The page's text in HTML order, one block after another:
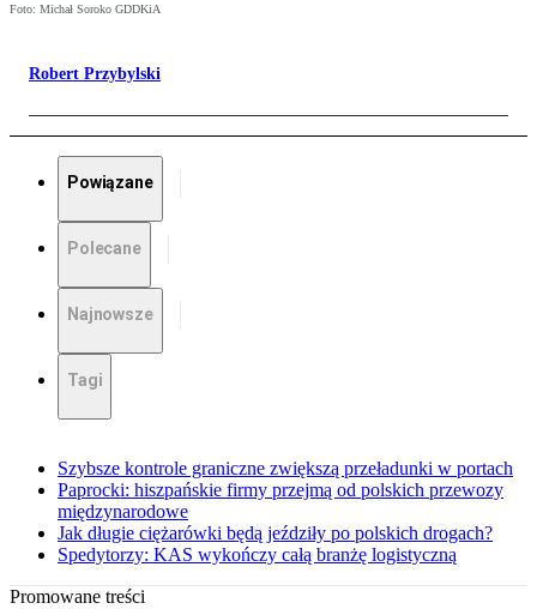
Foto: Michał Soroko GDDKiA
Robert Przybylski
Powiązane
Polecane
Najnowsze
Tagi
Szybsze kontrole graniczne zwiększą przeładunki w portach
Paprocki: hiszpańskie firmy przejmą od polskich przewozy
międzynarodowe
Jak długie ciężarówki będą jeździły po polskich drogach?
Spedytorzy: KAS wykończy całą branżę logistyczną
Promowane treści